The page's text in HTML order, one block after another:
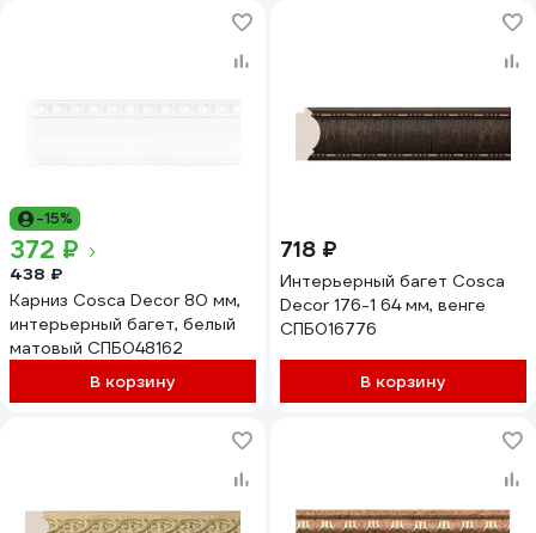
-15%
372 ₽
438 ₽
Карниз Cosca Decor 80 мм,
интерьерный багет, белый
матовый СПБ048162
В корзину
718 ₽
Интерьерный багет Cosca
Decor 176-1 64 мм, венге
СПБ016776
В корзину